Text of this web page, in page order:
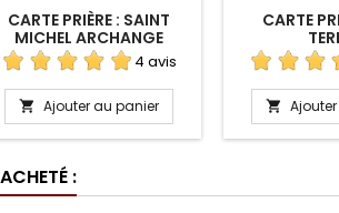
CARTE PRIÈRE : SAINT
MICHEL ARCHANGE
4 avis
 Ajouter au panier
CARTE

: